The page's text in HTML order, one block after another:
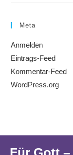
Meta
Anmelden
Eintrags-Feed
Kommentar-Feed
WordPress.org